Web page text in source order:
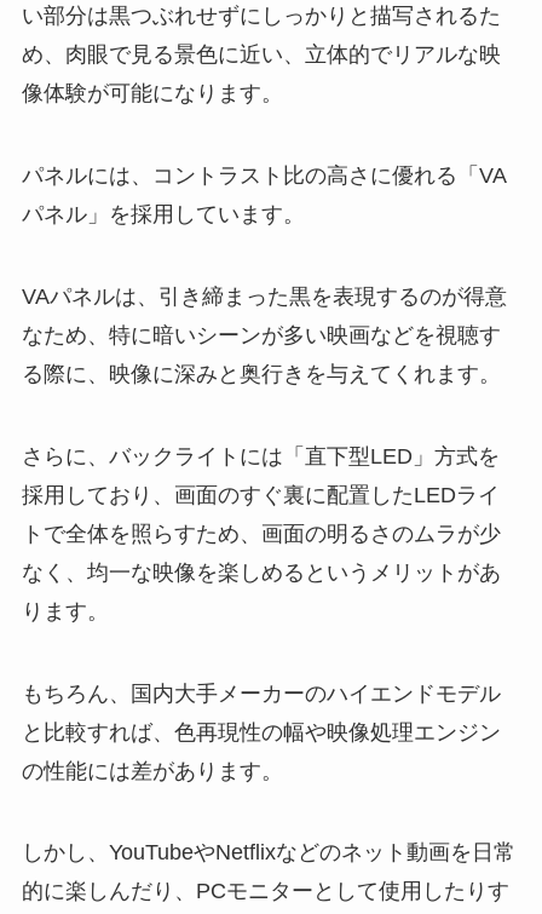
い部分は黒つぶれせずにしっかりと描写されるた
め、肉眼で見る景色に近い、立体的でリアルな映
像体験が可能になります。
パネルには、コントラスト比の高さに優れる「VA
パネル」を採用しています。
VAパネルは、引き締まった黒を表現するのが得意
なため、特に暗いシーンが多い映画などを視聴す
る際に、映像に深みと奥行きを与えてくれます。
さらに、バックライトには「直下型LED」方式を
採用しており、画面のすぐ裏に配置したLEDライ
トで全体を照らすため、画面の明るさのムラが少
なく、均一な映像を楽しめるというメリットがあ
ります。
もちろん、国内大手メーカーのハイエンドモデル
と比較すれば、色再現性の幅や映像処理エンジン
の性能には差があります。
しかし、YouTubeやNetflixなどのネット動画を日常
的に楽しんだり、PCモニターとして使用したりす